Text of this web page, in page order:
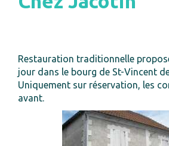
Restauration traditionnelle
jour dans le bourg de St-Vincent
Uniquement sur réservation, les
avant.